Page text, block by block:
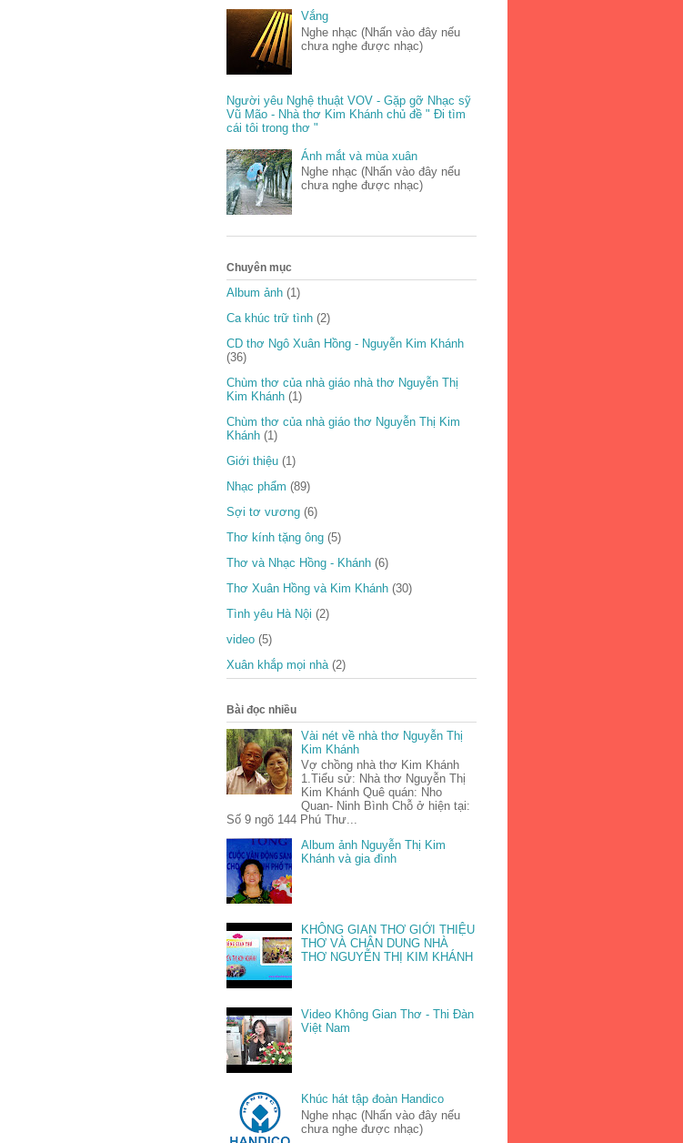
Vắng
Nghe nhạc (Nhấn vào đây nếu
chưa nghe được nhạc)
Người yêu Nghệ thuật VOV - Gặp gỡ Nhạc sỹ
Vũ Mão - Nhà thơ Kim Khánh chủ đề " Đi tìm
cái tôi trong thơ "
Ánh mắt và mùa xuân
Nghe nhạc (Nhấn vào đây nếu
chưa nghe được nhạc)
Chuyên mục
Album ảnh (1)
Ca khúc trữ tình (2)
CD thơ Ngô Xuân Hồng - Nguyễn Kim Khánh
(36)
Chùm thơ của nhà giáo nhà thơ Nguyễn Thị
Kim Khánh (1)
Chùm thơ của nhà giáo thơ Nguyễn Thị Kim
Khánh (1)
Giới thiệu (1)
Nhạc phẩm (89)
Sợi tơ vương (6)
Thơ kính tặng ông (5)
Thơ và Nhạc Hồng - Khánh (6)
Thơ Xuân Hồng và Kim Khánh (30)
Tình yêu Hà Nội (2)
video (5)
Xuân khắp mọi nhà (2)
Bài đọc nhiều
Vài nét về nhà thơ Nguyễn Thị
Kim Khánh
Vợ chồng nhà thơ Kim Khánh
1.Tiểu sử: Nhà thơ Nguyễn Thị
Kim Khánh Quê quán: Nho
Quan- Ninh Bình Chỗ ở hiện tại:
Số 9 ngõ 144 Phú Thư...
Album ảnh Nguyễn Thị Kim
Khánh và gia đình
KHÔNG GIAN THƠ GIỚI THIỆU
THƠ VÀ CHÂN DUNG NHÀ
THƠ NGUYỄN THỊ KIM KHÁNH
Video Không Gian Thơ - Thi Đàn
Việt Nam
Khúc hát tập đoàn Handico
Nghe nhạc (Nhấn vào đây nếu
chưa nghe được nhạc)